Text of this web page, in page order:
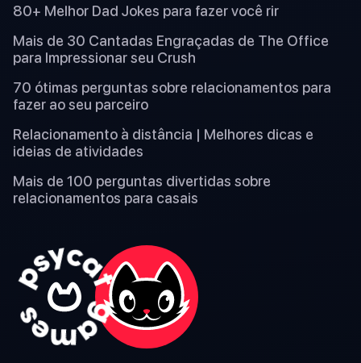
80+ Melhor Dad Jokes para fazer você rir
Mais de 30 Cantadas Engraçadas de The Office
para Impressionar seu Crush
70 ótimas perguntas sobre relacionamentos para
fazer ao seu parceiro
Relacionamento à distância | Melhores dicas e
ideias de atividades
Mais de 100 perguntas divertidas sobre
relacionamentos para casais